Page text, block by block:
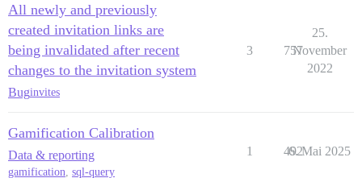
All newly and previously
created invitation links are
being invalidated after recent
changes to the invitation system
Buginvites
3 757
25.
November
2022
Gamification Calibration
Data & reporting
gamification sql-query
1 492
6. Mai 2025